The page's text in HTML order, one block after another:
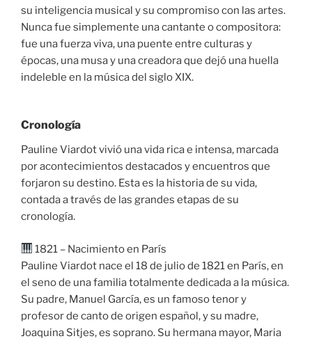
su inteligencia musical y su compromiso con las artes.
Nunca fue simplemente una cantante o compositora:
fue una fuerza viva, una puente entre culturas y
épocas, una musa y una creadora que dejó una huella
indeleble en la música del siglo XIX.
Cronología
Pauline Viardot vivió una vida rica e intensa, marcada
por acontecimientos destacados y encuentros que
forjaron su destino. Esta es la historia de su vida,
contada a través de las grandes etapas de su
cronología.
1821 – Nacimiento en París
Pauline Viardot nace el 18 de julio de 1821 en París, en
el seno de una familia totalmente dedicada a la música.
Su padre, Manuel García, es un famoso tenor y
profesor de canto de origen español, y su madre,
Joaquina Sitjes, es soprano. Su hermana mayor, Maria